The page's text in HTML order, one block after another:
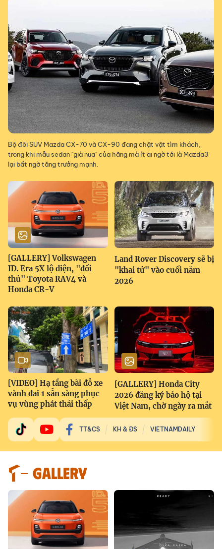
Bộ đôi SUV Mazda CX-70 và CX-90 đang chật vật tìm khách,
trong khi mẫu sedan "già nua" của hãng mà ít ai ngờ tới là Mazda3
lại bất ngờ tăng trưởng mạnh.
[GALLERY] Volkswagen
ID. Era 5X lộ diện, "đối
thủ" Toyota RAV4 và
Honda CR-V
Land Rover Discovery sẽ bị
"khai tử" vào cuối năm
2026
[VIDEO] Hạ tầng bãi đỗ xe
vành đai 1 sẵn sàng phục
vụ vùng phát thải thấp
[GALLERY] Honda City
2026 đăng ký bảo hộ tại
Việt Nam, chờ ngày ra mắt
TT&CS KH & ĐS VIETNAMDAILY
GALLERY